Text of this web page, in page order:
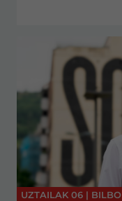
UZTAILAK 06 | BILBO